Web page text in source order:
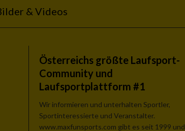
& Videos
Österreichs größte Laufsport-
Community und
Laufsportplattform #1
Wir informieren und unterhalten Sportler,
Sportinteressierte und Veranstalter.
www.maxfunsports.com gibt es seit 1999 und